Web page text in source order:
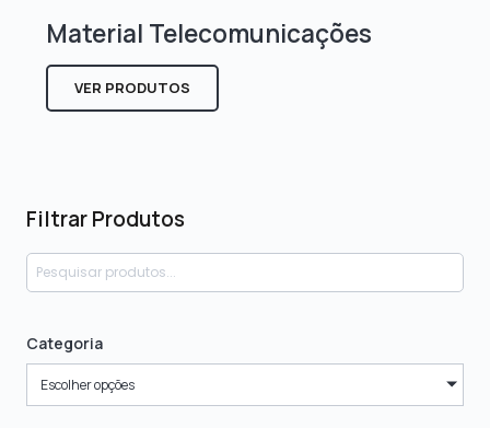
Filtrar Produtos
Categoria
Escolher opções
Material Telecomunicações
VER PRODUTOS